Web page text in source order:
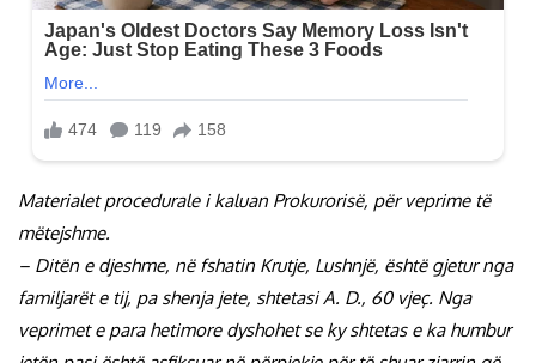
Materialet procedurale i kaluan Prokurorisë, për veprime të
mëtejshme.
– Ditën e djeshme, në fshatin Krutje, Lushnjë, është gjetur nga
familjarët e tij, pa shenja jete, shtetasi A. D., 60 vjeç. Nga
veprimet e para hetimore dyshohet se ky shtetas e ka humbur